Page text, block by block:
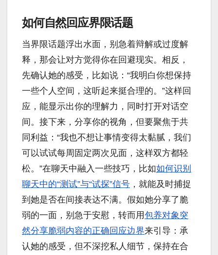
如何自然回应界限话题
当界限话题浮出水面，别急着辩解或过度解
释，那会让对方觉得你在回避现实。相反，
先确认她的感受，比如说：“我明白你想保持
一些个人空间，这听起来挺合理的。”这样回
应，能显示出你的理解力，同时打开对话空
间。接下来，分享你的视角，但要聚焦于共
同利益：“我也不想让事情变得太黏腻，我们
可以试试每周固定两次见面，这样双方都轻
松。”在聊天中融入一些技巧，比如如何识别
聊天中的“测试”与“试探”信号 ，就能及时捕捉
到她是否在间接表达不满。假如她分享了脆
弱的一面，别急于安慰，转而用包养对象突
然分享脆弱内容的正确回应边界来引导：承
认她的感受，但不深挖私人细节，保持在合